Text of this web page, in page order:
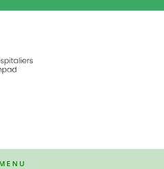
MENU